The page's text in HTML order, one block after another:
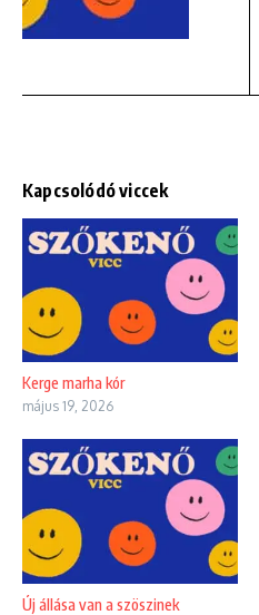
Kapcsolódó viccek
Kerge marha kór
május 19, 2026
Új állása van a szöszinek